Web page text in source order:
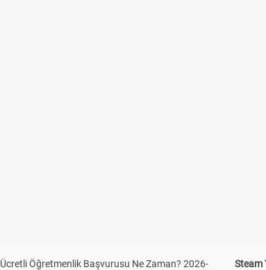
Ücretli Öğretmenlik Başvurusu Ne Zaman? 2026-
Steam